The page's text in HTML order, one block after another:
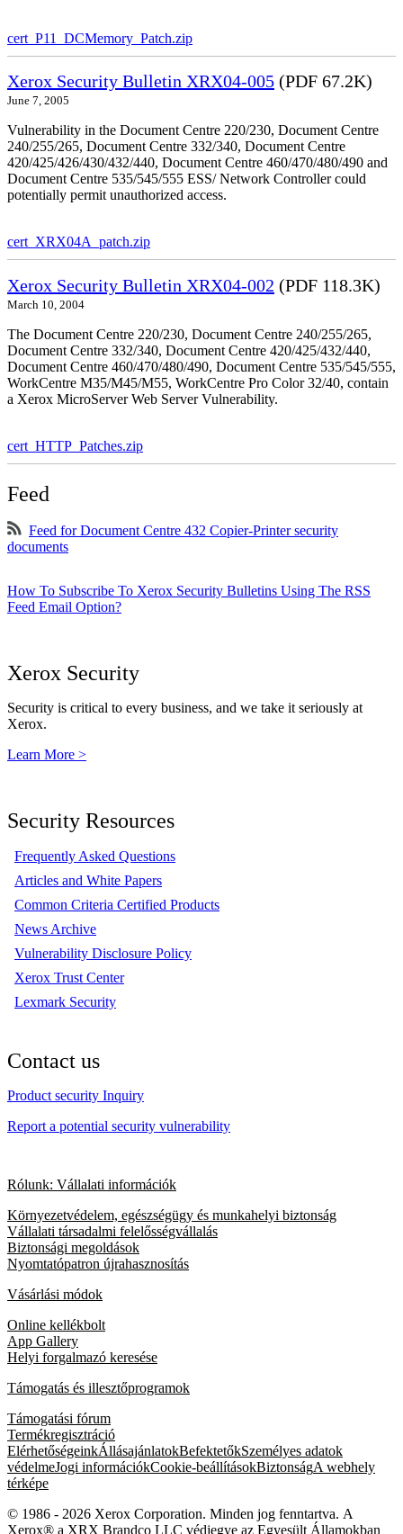
cert_P11_DCMemory_Patch.zip
Xerox Security Bulletin XRX04-005 (PDF 67.2K)
June 7, 2005
Vulnerability in the Document Centre 220/230, Document Centre
240/255/265, Document Centre 332/340, Document Centre
420/425/426/430/432/440, Document Centre 460/470/480/490 and
Document Centre 535/545/555 ESS/ Network Controller could
potentially permit unauthorized access.
cert_XRX04A_patch.zip
Xerox Security Bulletin XRX04-002 (PDF 118.3K)
March 10, 2004
The Document Centre 220/230, Document Centre 240/255/265,
Document Centre 332/340, Document Centre 420/425/432/440,
Document Centre 460/470/480/490, Document Centre 535/545/555,
WorkCentre M35/M45/M55, WorkCentre Pro Color 32/40, contain
a Xerox MicroServer Web Server Vulnerability.
cert_HTTP_Patches.zip
Feed
Feed for Document Centre 432 Copier-Printer security
documents
How To Subscribe To Xerox Security Bulletins Using The RSS
Feed Email Option?
Xerox Security
Security is critical to every business, and we take it seriously at
Xerox.
Learn More >
Security Resources
Frequently Asked Questions
Articles and White Papers
Common Criteria Certified Products
News Archive
Vulnerability Disclosure Policy
Xerox Trust Center
Lexmark Security
Contact us
Product security Inquiry
Report a potential security vulnerability
Rólunk: Vállalati információk
Környezetvédelem, egészségügy és munkahelyi biztonság
Vállalati társadalmi felelősségvállalás
Biztonsági megoldások
Nyomtatópatron újrahasznosítás
Vásárlási módok
Online kellékbolt
App Gallery
Helyi forgalmazó keresése
Támogatás és illesztőprogramok
Támogatási fórum
Termékregisztráció
ElérhetőségeinkÁllásajánlatokBefektetőkSzemélyes adatok
védelmeJogi információkCookie-beállításokBiztonságA webhely
térképe
© 1986 - 2026 Xerox Corporation. Minden jog fenntartva. A
Xerox® a XRX Brandco LLC védjegye az Egyesült Államokban